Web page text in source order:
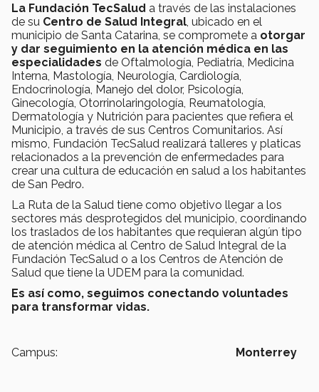
La Fundación TecSalud a través de las instalaciones
de su Centro de Salud Integral , ubicado en el
municipio de Santa Catarina, se compromete a otorgar
y dar seguimiento en la atención médica en las
especialidades de Oftalmología, Pediatría, Medicina
Interna, Mastología, Neurología, Cardiología,
Endocrinología, Manejo del dolor, Psicología,
Ginecología, Otorrinolaringología, Reumatología,
Dermatología y Nutrición para pacientes que refiera el
Municipio, a través de sus Centros Comunitarios. Así
mismo, Fundación TecSalud realizará talleres y platicas
relacionados a la prevención de enfermedades para
crear una cultura de educación en salud a los habitantes
de San Pedro.
La Ruta de la Salud tiene como objetivo llegar a los
sectores más desprotegidos del municipio, coordinando
los traslados de los habitantes que requieran algún tipo
de atención médica al Centro de Salud Integral de la
Fundación TecSalud o a los Centros de Atención de
Salud que tiene la UDEM para la comunidad.
Es así como, seguimos conectando voluntades
para transformar vidas.
Campus: Monterrey